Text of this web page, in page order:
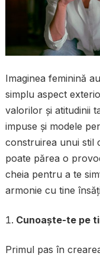
Imaginea feminină
simplu aspect
valorilor și atitudinii
impuse și modele
construirea unui stil
poate părea o
cheia pentru a te
armonie cu tine
Cunoaște-te pe
Primul pas în